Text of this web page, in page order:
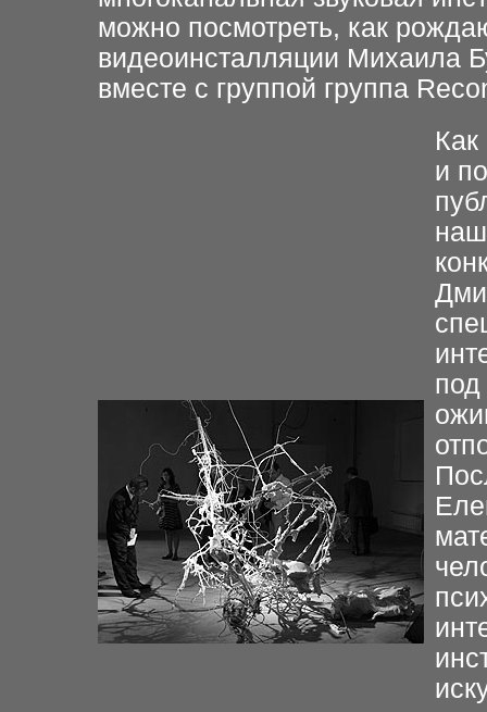
можно посмотреть, как
видеоинсталляции Михаила
вместе с группой группа
Как
и